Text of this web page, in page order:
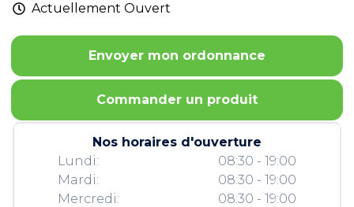
Actuellement Ouvert
Envoyer mon ordonnance
Commander un produit
Nos horaires d'ouverture
Lundi:
Mardi:
Mercredi:
08:30 - 19:00
08:30 - 19:00
08:30 - 19:00